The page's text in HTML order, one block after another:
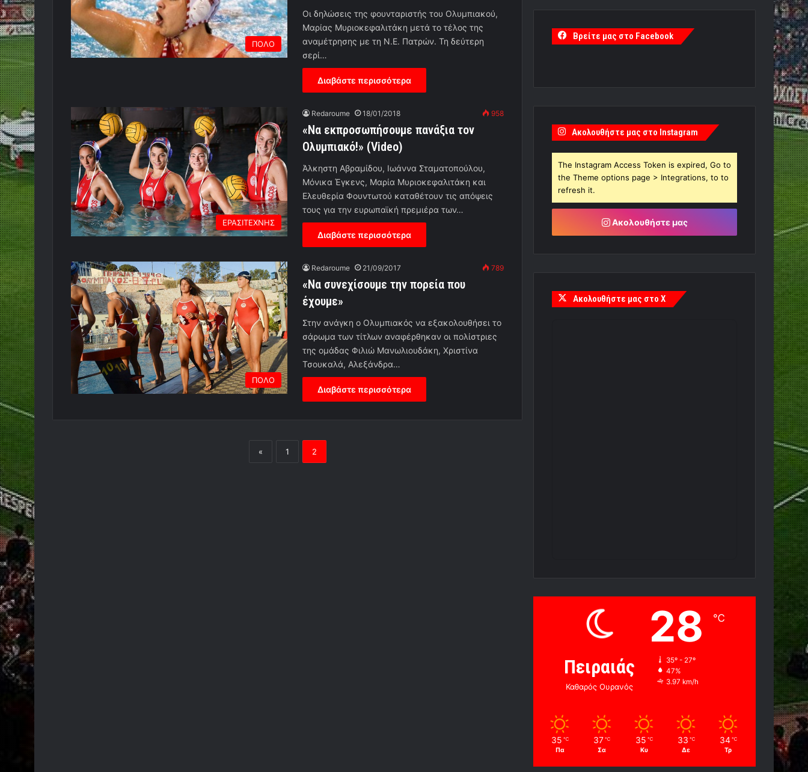
ΠΟΛΟ
Οι δηλώσεις της φουνταριστής του Ολυμπιακού,
Μαρίας Μυριοκεφαλιτάκη μετά το τέλος της
αναμέτρησης με τη Ν.Ε. Πατρών. Τη δεύτερη
σερί…
Διαβάστε περισσότερα
ΕΡΑΣΙΤΕΧΝΗΣ
Redaroume 18/01/2018 958
«Να εκπροσωπήσουμε πανάξια τον
Ολυμπιακό!» (Video)
Άλκηστη Αβραμίδου, Ιωάννα Σταματοπούλου,
Μόνικα Έγκενς, Μαρία Μυριοκεφαλιτάκη και
Ελευθερία Φουντωτού καταθέτουν τις απόψεις
τους για την ευρωπαϊκή πρεμιέρα των…
Διαβάστε περισσότερα
ΠΟΛΟ
Redaroume 21/09/2017 789
«Να συνεχίσουμε την πορεία που
έχουμε»
Στην ανάγκη ο Ολυμπιακός να εξακολουθήσει το
σάρωμα των τίτλων αναφέρθηκαν οι πολίστριες
της ομάδας Φιλιώ Μανωλιουδάκη, Χριστίνα
Τσουκαλά, Αλεξάνδρα…
Διαβάστε περισσότερα
« 1 2
Βρείτε μας στο Facebook
Ακολουθήστε μας στο Instagram
The Instagram Access Token is expired, Go to
the Theme options page > Integrations, to to
refresh it.
Ακολουθήστε μας
Ακολουθήστε μας στο X
Πειραιάς
Καθαρός Ουρανός
28 ℃
35º - 27º
47%
3.97 km/h
35 ℃
Πα
37 ℃
Σα
35 ℃
Κυ
33 ℃
Δε
34 ℃
Τρ